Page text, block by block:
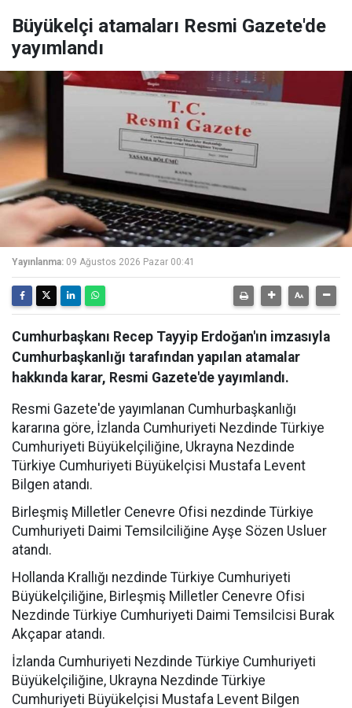
Büyükelçi atamaları Resmi Gazete'de
yayımlandı
Yayınlanma: 09 Ağustos 2026 Pazar 00:41
Cumhurbaşkanı Recep Tayyip Erdoğan'ın imzasıyla
Cumhurbaşkanlığı tarafından yapılan atamalar
hakkında karar, Resmi Gazete'de yayımlandı.
Resmi Gazete'de yayımlanan Cumhurbaşkanlığı
kararına göre, İzlanda Cumhuriyeti Nezdinde Türkiye
Cumhuriyeti Büyükelçiliğine, Ukrayna Nezdinde
Türkiye Cumhuriyeti Büyükelçisi Mustafa Levent
Bilgen atandı.
Birleşmiş Milletler Cenevre Ofisi nezdinde Türkiye
Cumhuriyeti Daimi Temsilciliğine Ayşe Sözen Usluer
atandı.
Hollanda Krallığı nezdinde Türkiye Cumhuriyeti
Büyükelçiliğine, Birleşmiş Milletler Cenevre Ofisi
Nezdinde Türkiye Cumhuriyeti Daimi Temsilcisi Burak
Akçapar atandı.
İzlanda Cumhuriyeti Nezdinde Türkiye Cumhuriyeti
Büyükelçiliğine, Ukrayna Nezdinde Türkiye
Cumhuriyeti Büyükelçisi Mustafa Levent Bilgen